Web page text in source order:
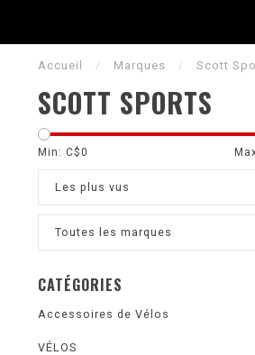
Accueil / Marques / Scott
SCOTT SPORTS
Min: C$0
Les plus vus
Toutes les marques
CATÉGORIES
Accessoires de Vélos
VÉLOS